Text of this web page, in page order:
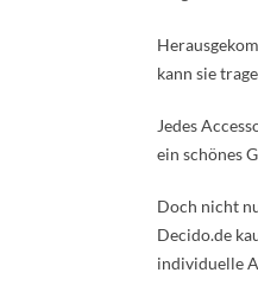
kann sie
Jedes
ein schönes
Doch nicht
Decido.de
individuelle